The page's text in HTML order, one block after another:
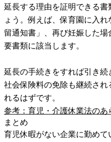
延長する理由を証明できる
ょう。例えば、保育園に入
留通知書」、再び妊娠した
要書類に該当します。
延長の手続きをすれば引き続
社会保険料の免除も継続さ
れるはずです。
参考：育児・介護休業法のあ
まとめ
育児休暇がない企業に勤め